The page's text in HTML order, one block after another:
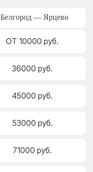
Белгород — Ярцево
ОТ 10000 руб.
36000 руб.
45000 руб.
53000 руб.
71000 руб.